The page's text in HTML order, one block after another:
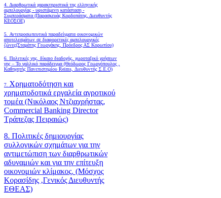
4. Διαρθρωτικά χαρακτηριστικά της ελληνικής
αμπελουργίας - υφιστάμενη κατάσταση -
Συμπεράσματα (Παρασκευάς Κορδοπάτης, Διευθυντής
ΚΕΟΣΟΕ)
5. Αντιπροσωπευτικά παραδείγματα οικονομικών
αποτελεσμάτων σε διαφορετικές αμπελουργικές
ζώνες(Σταμάτης Γεωργάκης, Πρόεδρος ΑΣ Κορωπίου)
6. Πολιτικές γης, δίκαιο διαδοχής, χωροταξικό χρήσεων
γης – Το γαλλικό παράδειγμα (Θεόδωρος Γεωργόπουλος ,
Καθηγητής Πανεπιστημίου Reims, Διευθυντής Σ.Ε.Ο)
7. Χρηματοδότηση και
χρηματοδοτικά εργαλεία αγροτικού
τομέα (Νικόλαος Ντζιαχρήστας,
Commercial Banking Director
Τράπεζας Πειραιώς)
8. Πολιτικές δημιουργίας
συλλογικών σχημάτων για την
αντιμετώπιση των διαρθρωτικών
αδυναμιών και για την επίτευξη
οικονομιών κλίμακος. (Μόσχος
Κορασίδης ,Γενικός Διευθυντής
ΕΘΕΑΣ)